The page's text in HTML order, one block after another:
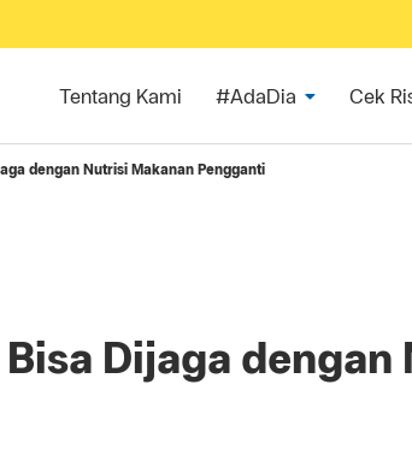
Tentang Kami #AdaDia Cek
dengan Nutrisi Makanan Pengganti
Dijaga